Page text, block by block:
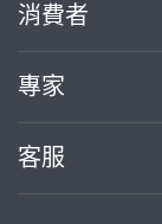
消費者
專家
客服